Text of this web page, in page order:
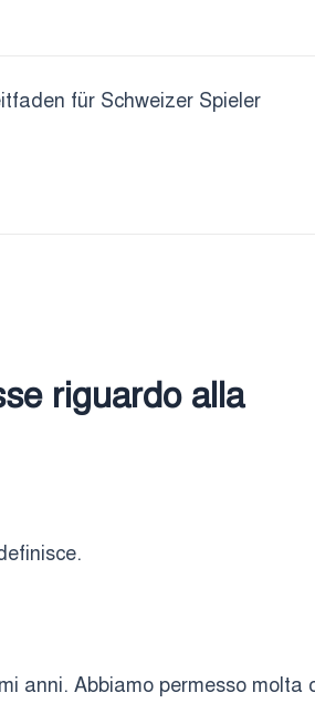
für Schweizer Spieler
riguardo alla
anni. Abbiamo permesso molta